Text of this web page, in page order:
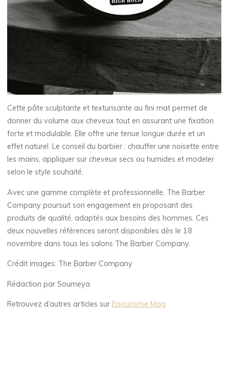
Cette pâte sculptante et texturisante au fini mat permet de
donner du volume aux cheveux tout en assurant une fixation
forte et modulable. Elle offre une tenue longue durée et un
effet naturel. Le conseil du barbier : chauffer une noisette entre
les mains, appliquer sur cheveux secs ou humides et modeler
selon le style souhaité.
Avec une gamme complète et professionnelle, The Barber
Company poursuit son engagement en proposant des
produits de qualité, adaptés aux besoins des hommes. Ces
deux nouvelles références seront disponibles dès le 18
novembre dans tous les salons The Barber Company.
Crédit images: The Barber Company
Rédaction par Soumeya
Retrouvez d’autres articles sur Epicurisme Mag